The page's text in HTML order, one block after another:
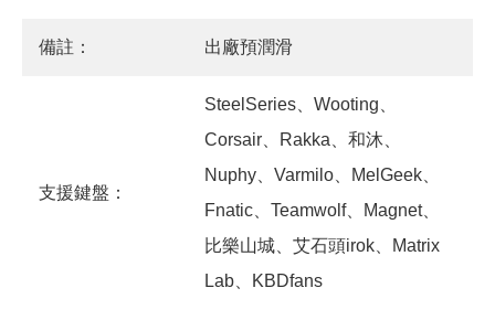
備註： 出廠預潤滑
支援鍵盤：
SteelSeries、Wooting、
Corsair、Rakka、和沐、
Nuphy、Varmilo、MelGeek、
Fnatic、Teamwolf、Magnet、
比樂山城、艾石頭irok、Matrix
Lab、KBDfans